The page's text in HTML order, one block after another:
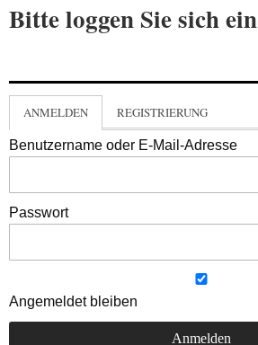
Bitte loggen Sie sich ein
ANMELDEN REGISTRIERUNG
Benutzername oder E-Mail-Adresse
Passwort
Angemeldet bleiben